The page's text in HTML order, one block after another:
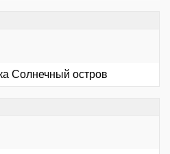
Солнечный остров